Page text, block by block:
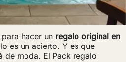
hacer un regalo original en
es un acierto. Y es que
de moda. El Pack regalo